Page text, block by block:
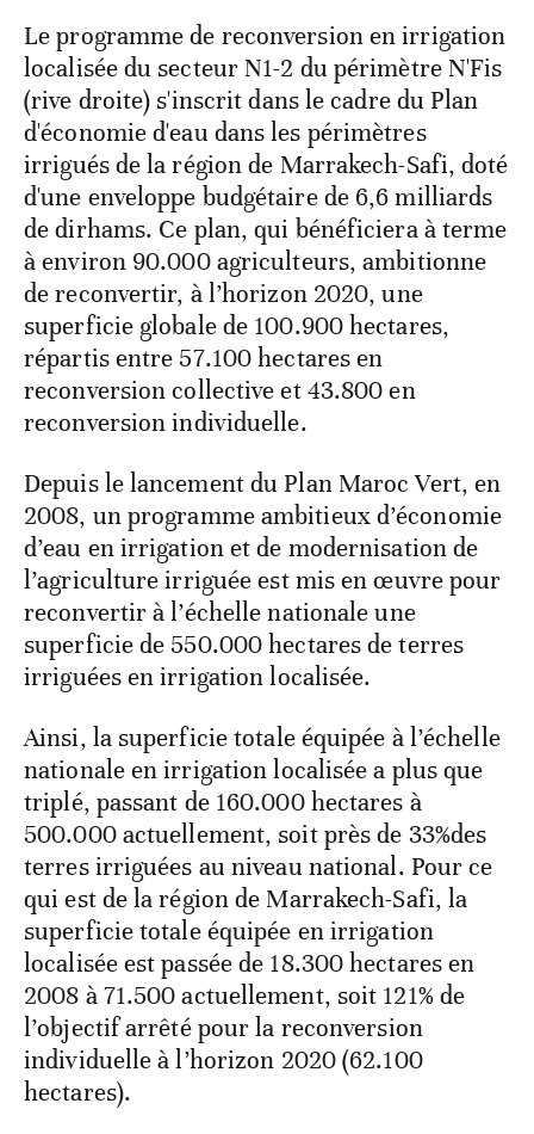
Le programme de reconversion en irrigation
localisée du secteur N1-2 du périmètre N'Fis
(rive droite) s'inscrit dans le cadre du Plan
d'économie d'eau dans les périmètres
irrigués de la région de Marrakech-Safi, doté
d'une enveloppe budgétaire de 6,6 milliards
de dirhams. Ce plan, qui bénéficiera à terme
à environ 90.000 agriculteurs, ambitionne
de reconvertir, à l’horizon 2020, une
superficie globale de 100.900 hectares,
répartis entre 57.100 hectares en
reconversion collective et 43.800 en
reconversion individuelle.
Depuis le lancement du Plan Maroc Vert, en
2008, un programme ambitieux d’économie
d’eau en irrigation et de modernisation de
l’agriculture irriguée est mis en œuvre pour
reconvertir à l’échelle nationale une
superficie de 550.000 hectares de terres
irriguées en irrigation localisée.
Ainsi, la superficie totale équipée à l’échelle
nationale en irrigation localisée a plus que
triplé, passant de 160.000 hectares à
500.000 actuellement, soit près de 33%des
terres irriguées au niveau national. Pour ce
qui est de la région de Marrakech-Safi, la
superficie totale équipée en irrigation
localisée est passée de 18.300 hectares en
2008 à 71.500 actuellement, soit 121% de
l’objectif arrêté pour la reconversion
individuelle à l’horizon 2020 (62.100
hectares).